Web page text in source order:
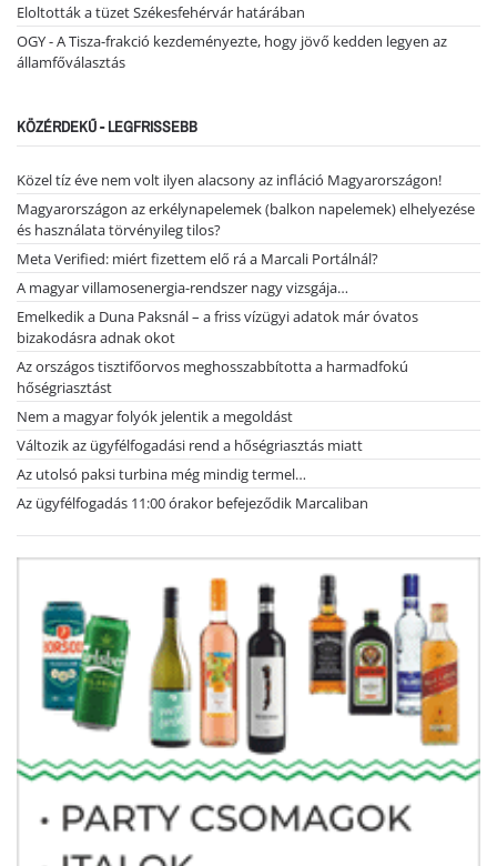
Eloltották a tüzet Székesfehérvár határában
OGY - A Tisza-frakció kezdeményezte, hogy jövő kedden legyen az
államfőválasztás
KÖZÉRDEKŰ - LEGFRISSEBB
Közel tíz éve nem volt ilyen alacsony az infláció Magyarországon!
Magyarországon az erkélynapelemek (balkon napelemek) elhelyezése
és használata törvényileg tilos?
Meta Verified: miért fizettem elő rá a Marcali Portálnál?
A magyar villamosenergia-rendszer nagy vizsgája…
Emelkedik a Duna Paksnál – a friss vízügyi adatok már óvatos
bizakodásra adnak okot
Az országos tisztifőorvos meghosszabbította a harmadfokú
hőségriasztást
Nem a magyar folyók jelentik a megoldást
Változik az ügyfélfogadási rend a hőségriasztás miatt
Az utolsó paksi turbina még mindig termel…
Az ügyfélfogadás 11:00 órakor befejeződik Marcaliban